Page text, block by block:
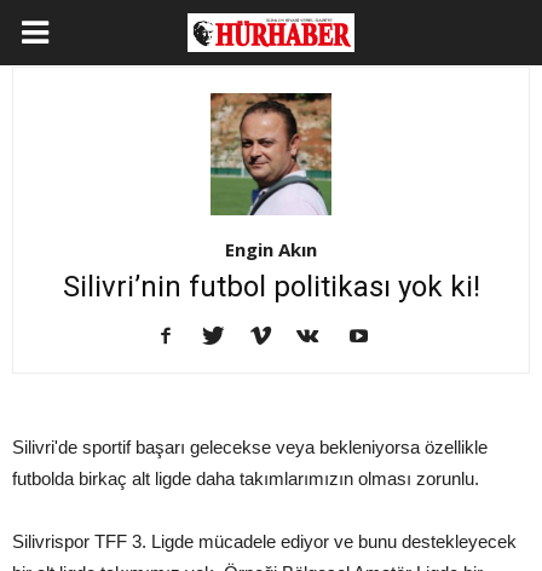
Engin Akın
Silivri’nin futbol politikası yok ki!
Silivri'de sportif başarı gelecekse veya bekleniyorsa özellikle
futbolda birkaç alt ligde daha takımlarımızın olması zorunlu.
Silivrispor TFF 3. Ligde mücadele ediyor ve bunu destekleyecek